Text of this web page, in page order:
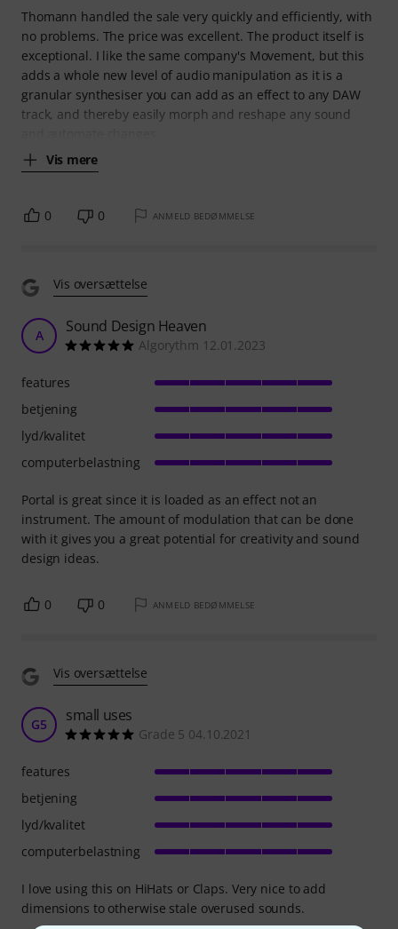
Thomann handled the sale very quickly and efficiently, with
no problems. The price was excellent. The product itself is
exceptional. I like the same company's Movement, but this
adds a whole new level of audio manipulation as it is a
granular synthesiser you can add as an effect to any DAW
track, and thereby easily morph and reshape any sound
Vis mere
0 0 ANMELD BEDØMMELSE
Vis oversættelse
A Sound Design Heaven
Algorythm 12.01.2023
Portal is great since it is loaded as an effect not an
instrument. The amount of modulation that can be done
with it gives you a great potential for creativity and sound
design ideas.
features
betjening
lyd/kvalitet
computerbelastning
0 0 ANMELD BEDØMMELSE
Vis oversættelse
G5 small uses
Grade 5 04.10.2021
I love using this on HiHats or Claps. Very nice to add
dimensions to otherwise stale overused sounds.
features
betjening
lyd/kvalitet
computerbelastning